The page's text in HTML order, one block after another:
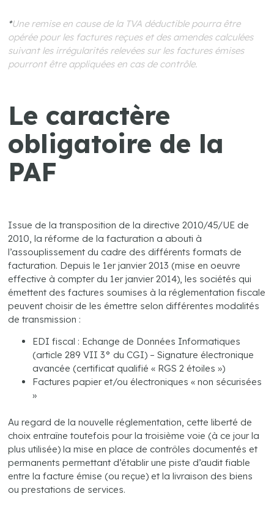
*Une remise en cause de la TVA déductible pourra être
opérée pour les factures reçues et des amendes calculées
suivant les irrégularités relevées sur les factures émises
pourront être appliquées en cas de contrôle.
Le caractère
obligatoire de la
PAF
Issue de la transposition de la directive 2010/45/UE de
2010, la réforme de la facturation a abouti à
l’assouplissement du cadre des différents formats de
facturation. Depuis le 1er janvier 2013 (mise en oeuvre
effective à compter du 1er janvier 2014), les sociétés qui
émettent des factures soumises à la réglementation fiscale
peuvent choisir de les émettre selon différentes modalités
de transmission :
EDI fiscal : Echange de Données Informatiques
(article 289 VII 3° du CGI) – Signature électronique
avancée (certificat qualifié « RGS 2 étoiles »)
Factures papier et/ou électroniques « non sécurisées
»
Au regard de la nouvelle réglementation, cette liberté de
choix entraîne toutefois pour la troisième voie (à ce jour la
plus utilisée) la mise en place de contrôles documentés et
permanents permettant d’établir une piste d’audit fiable
entre la facture émise (ou reçue) et la livraison des biens
ou prestations de services.